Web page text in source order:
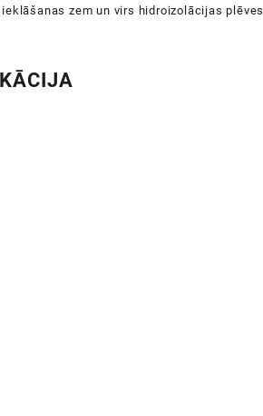
zem un virs hidroizolācijas plēves